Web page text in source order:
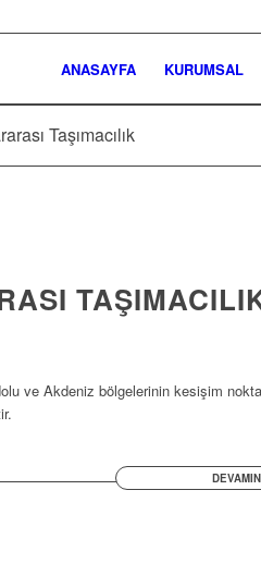
ANASAYFA KURUMSAL
Taşımacılık
ve Akdeniz bölgelerinin kesişim